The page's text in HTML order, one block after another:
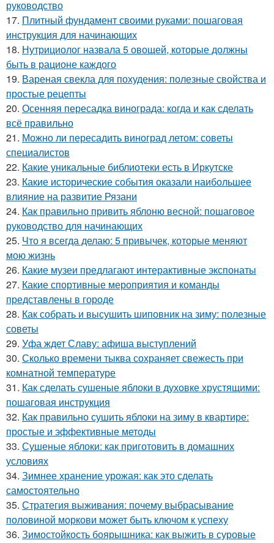
руководство
17. Плитный фундамент своими руками: пошаговая
инструкция для начинающих
18. Нутрициолог назвала 5 овощей, которые должны
быть в рационе каждого
19. Вареная свекла для похудения: полезные свойства и
простые рецепты
20. Осенняя пересадка винограда: когда и как сделать
всё правильно
21. Можно ли пересадить виноград летом: советы
специалистов
22. Какие уникальные библиотеки есть в Иркутске
23. Какие исторические события оказали наибольшее
влияние на развитие Рязани
24. Как правильно привить яблоню весной: пошаговое
руководство для начинающих
25. Что я всегда делаю: 5 привычек, которые меняют
мою жизнь
26. Какие музеи предлагают интерактивные экспонаты
27. Какие спортивные мероприятия и команды
представлены в городе
28. Как собрать и высушить шиповник на зиму: полезные
советы
29. Уфа ждет Славу: афиша выступлений
30. Сколько времени тыква сохраняет свежесть при
комнатной температуре
31. Как сделать сушеные яблоки в духовке хрустящими:
пошаговая инструкция
32. Как правильно сушить яблоки на зиму в квартире:
простые и эффективные методы
33. Сушеные яблоки: как приготовить в домашних
условиях
34. Зимнее хранение урожая: как это сделать
самостоятельно
35. Стратегия выживания: почему выбрасывание
половиной моркови может быть ключом к успеху
36. Зимостойкость боярышника: как выжить в суровые